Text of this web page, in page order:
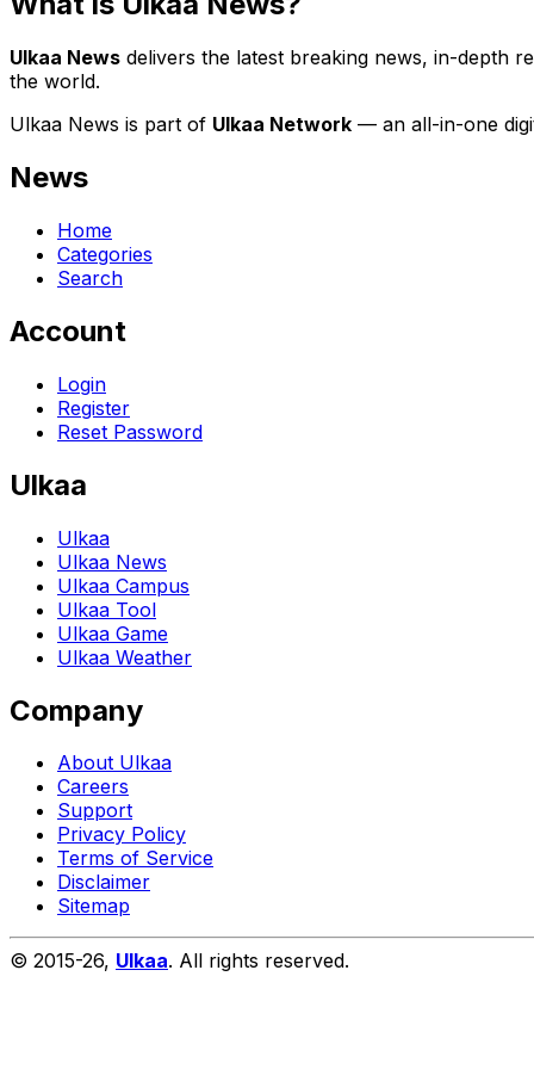
Ulkaa News delivers the latest breaking news, in-depth
the world.
Ulkaa News is part of Ulkaa Network — an all-in-one
News
Home
Categories
Search
Account
Login
Register
Reset Password
Ulkaa
Ulkaa
Ulkaa News
Ulkaa Campus
Ulkaa Tool
Ulkaa Game
Ulkaa Weather
Company
About Ulkaa
Careers
Support
Privacy Policy
Terms of Service
Disclaimer
Sitemap
© 2015-26, Ulkaa. All rights reserved.